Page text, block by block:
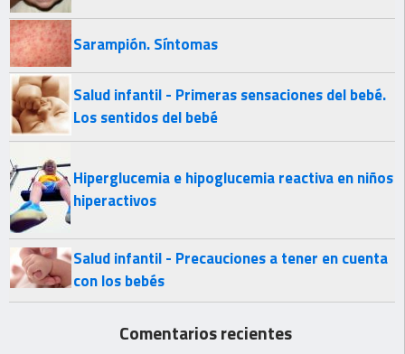
Sarampión. Síntomas
Salud infantil - Primeras sensaciones del bebé.
Los sentidos del bebé
Hiperglucemia e hipoglucemia reactiva en niños
hiperactivos
Salud infantil - Precauciones a tener en cuenta
con los bebés
Comentarios recientes